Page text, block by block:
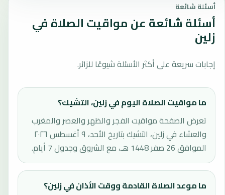
أسئلة شائعة
أسئلة شائعة عن مواقيت الصلاة في
زلين
إجابات سريعة على أكثر الأسئلة شيوعًا للزائر.
ما مواقيت الصلاة اليوم في زلين، التشيك؟
تعرض الصفحة مواقيت الفجر والظهر والعصر والمغرب
والعشاء في زلين، التشيك بتاريخ الأحد، ٩ أغسطس ٢٠٢٦
الموافق 26 صفر 1448 هـ، مع الشروق وجدول 7 أيام.
ما موعد الصلاة القادمة ووقت الأذان في زلين؟